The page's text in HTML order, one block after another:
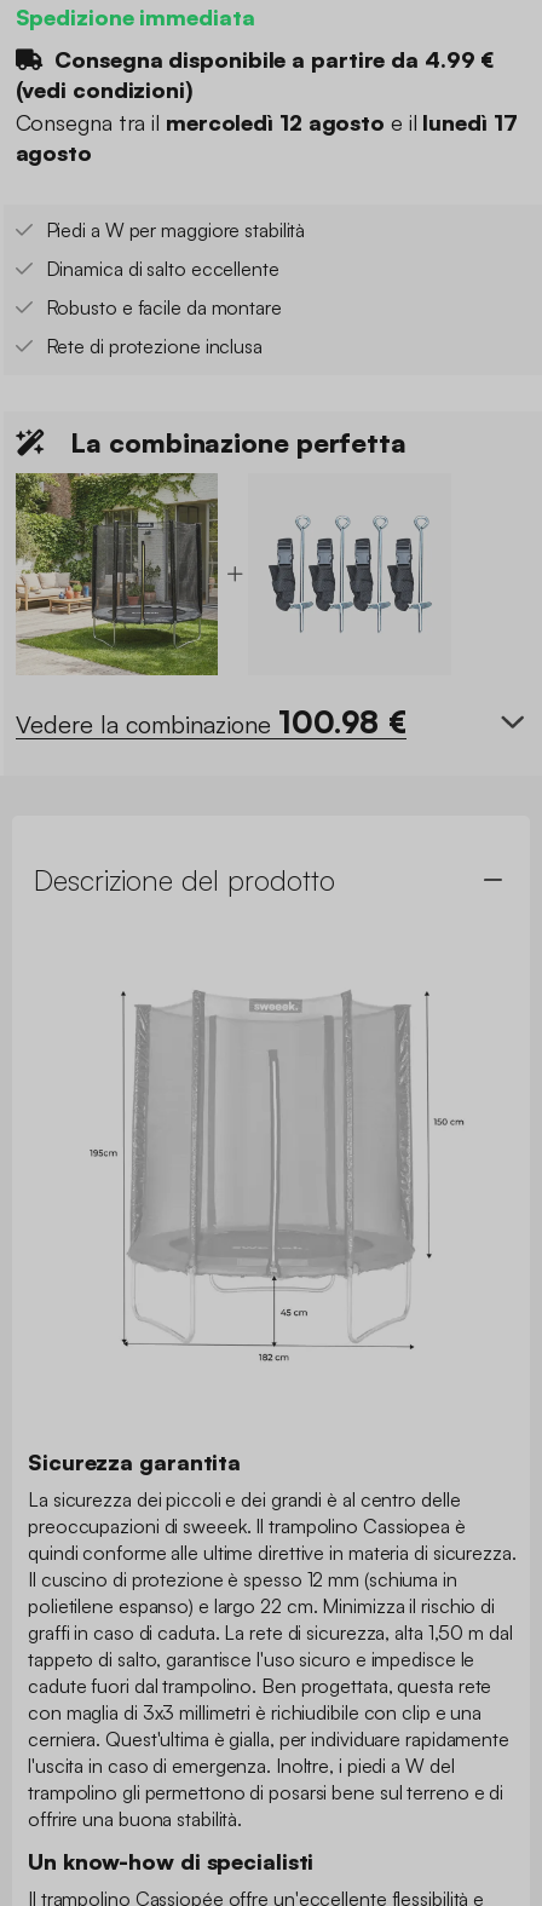
Spedizione immediata
Consegna disponibile a partire da 4.99 €
(vedi condizioni)
Consegna tra il mercoledì 12 agosto e il lunedì 17
agosto
Piedi a W per maggiore stabilità
Dinamica di salto eccellente
Robusto e facile da montare
Rete di protezione inclusa
La combinazione perfetta
Vedere la combinazione 100.98 €
Descrizione del prodotto
Sicurezza garantita
La sicurezza dei piccoli e dei grandi è al centro delle
preoccupazioni di sweeek. Il trampolino Cassiopea è
quindi conforme alle ultime direttive in materia di sicurezza.
Il cuscino di protezione è spesso 12 mm (schiuma in
polietilene espanso) e largo 22 cm. Minimizza il rischio di
graffi in caso di caduta. La rete di sicurezza, alta 1,50 m dal
tappeto di salto, garantisce l'uso sicuro e impedisce le
cadute fuori dal trampolino. Ben progettata, questa rete
con maglia di 3x3 millimetri è richiudibile con clip e una
cerniera. Quest'ultima è gialla, per individuare rapidamente
l'uscita in caso di emergenza. Inoltre, i piedi a W del
trampolino gli permettono di posarsi bene sul terreno e di
offrire una buona stabilità.
Un know-how di specialisti
Il trampolino Cassiopée offre un'eccellente flessibilità e